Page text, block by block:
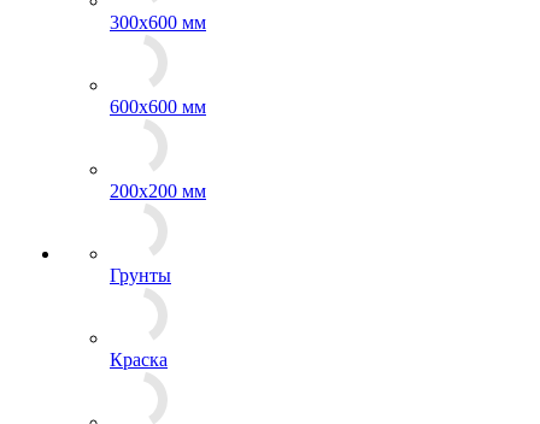
300x600 мм
600x600 мм
200х200 мм
Грунты
Краска